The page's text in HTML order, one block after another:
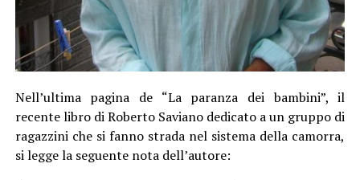
Nell’ultima pagina de “La paranza dei bambini”, il
recente libro di Roberto Saviano dedicato a un gruppo di
ragazzini che si fanno strada nel sistema della camorra,
si legge la seguente nota dell’autore: